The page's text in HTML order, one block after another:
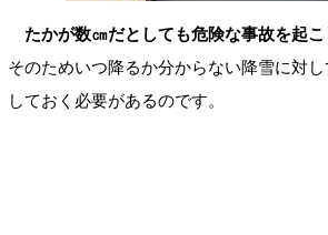
たかが数㎝だとしても危険な事故を起
そのためいつ降るか分からない降雪に対
しておく必要があるのです。